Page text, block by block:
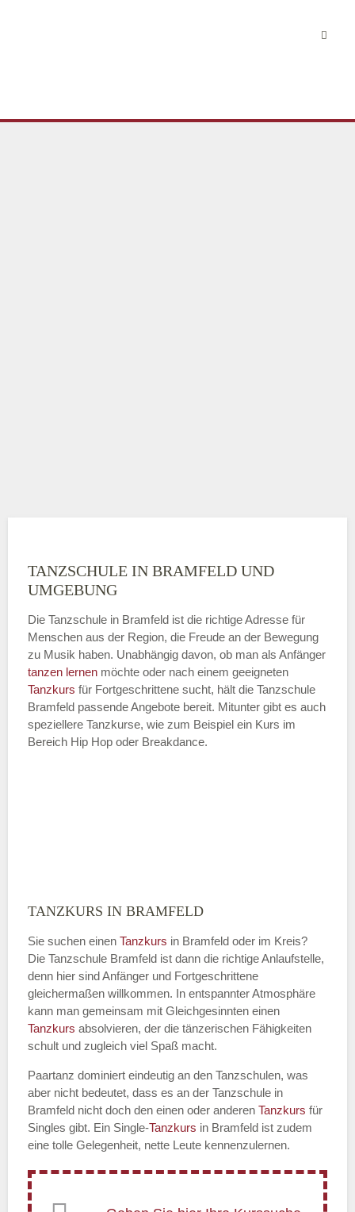
TANZSCHULE IN BRAMFELD UND
UMGEBUNG
Die Tanzschule in Bramfeld ist die richtige Adresse für
Menschen aus der Region, die Freude an der Bewegung
zu Musik haben. Unabhängig davon, ob man als Anfänger
tanzen lernen möchte oder nach einem geeigneten
Tanzkurs für Fortgeschrittene sucht, hält die Tanzschule
Bramfeld passende Angebote bereit. Mitunter gibt es auch
speziellere Tanzkurse, wie zum Beispiel ein Kurs im
Bereich Hip Hop oder Breakdance.
TANZKURS IN BRAMFELD
Sie suchen einen Tanzkurs in Bramfeld oder im Kreis?
Die Tanzschule Bramfeld ist dann die richtige Anlaufstelle,
denn hier sind Anfänger und Fortgeschrittene
gleichermaßen willkommen. In entspannter Atmosphäre
kann man gemeinsam mit Gleichgesinnten einen
Tanzkurs absolvieren, der die tänzerischen Fähigkeiten
schult und zugleich viel Spaß macht.
Paartanz dominiert eindeutig an den Tanzschulen, was
aber nicht bedeutet, dass es an der Tanzschule in
Bramfeld nicht doch den einen oder anderen Tanzkurs für
Singles gibt. Ein Single-Tanzkurs in Bramfeld ist zudem
eine tolle Gelegenheit, nette Leute kennenzulernen.